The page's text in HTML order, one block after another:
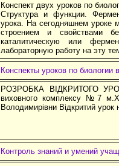
Конспект двух уроков по
Структура и функции.
урока. На сегодняшнем уроке
строением и свойствами
каталитическую или
лабораторную работу на эту
Конспекты уроков по биологии
РОЗРОБКА ВІДКРИТОГО
виховного комплексу №7
Володимирівни Відкритий урок
Контроль знаний и умений